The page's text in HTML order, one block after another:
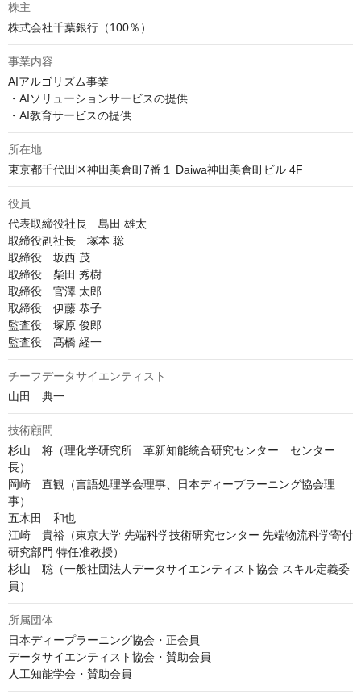
株主
株式会社千葉銀行（100％）
事業内容
AIアルゴリズム事業
・AIソリューションサービスの提供
・AI教育サービスの提供
所在地
東京都千代田区神田美倉町7番１ Daiwa神田美倉町ビル 4F
役員
代表取締役社長　島田 雄太
取締役副社長　塚本 聡
取締役　坂西 茂
取締役　柴田 秀樹
取締役　官澤 太郎
取締役　伊藤 恭子
監査役　塚原 俊郎
監査役　髙橋 経一
チーフデータサイエンティスト
山田　典一
技術顧問
杉山　将（理化学研究所　革新知能統合研究センター　センター
長）
岡崎　直観（言語処理学会理事、日本ディープラーニング協会理
事）
五木田　和也
江崎　貴裕（東京大学 先端科学技術研究センター 先端物流科学寄付
研究部門 特任准教授）
杉山　聡（一般社団法人データサイエンティスト協会 スキル定義委
員）
所属団体
日本ディープラーニング協会・正会員
データサイエンティスト協会・賛助会員
人工知能学会・賛助会員